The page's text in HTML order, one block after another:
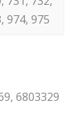
974, 975
6803329